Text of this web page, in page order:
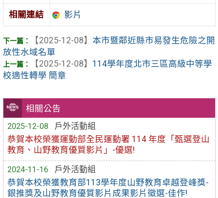
相關公告
2025-12-08
戶外活動組
恭賀本校榮獲運動部全民運動署 114 年度「甄選登山
教育、山野教育優質影片」-優選!
2024-11-16
戶外活動組
恭賀本校榮獲教育部113學年度山野教育卓越登峰獎-
銀推獎及山野教育優質影片成果影片徵選-佳作!
相關連結 影片
【2025-12-08】 本市暨鄰近縣市易發生危險之開
放性水域名單
【2025-12-08】 114學年度北市三區高級中等學
校適性轉學 簡章